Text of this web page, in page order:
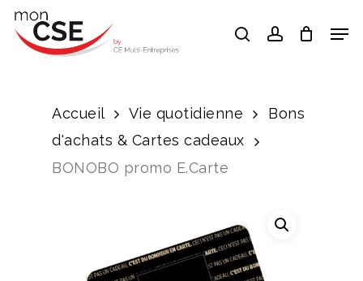
Skip
searchaccount
Accueil Vie quotidienne
Bons
d'achats & Cartes cadeaux
BONOBO promo E.Carte